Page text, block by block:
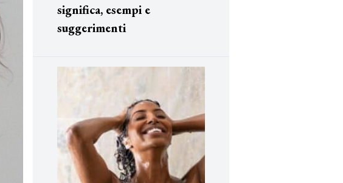
significa, esempi e
suggerimenti